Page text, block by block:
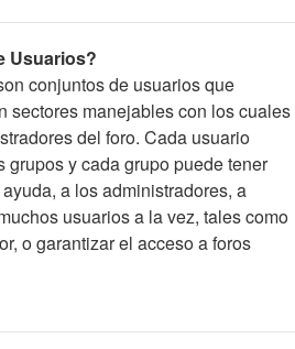
Usuarios?
conjuntos de usuarios que
sectores manejables con los cuales
del foro. Cada usuario
grupos y cada grupo puede tener
a los administradores, a
usuarios a la vez, tales como
o garantizar el acceso a foros